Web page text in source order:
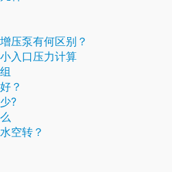
压泵有何区别？
入口压力计算
？
?
空转？